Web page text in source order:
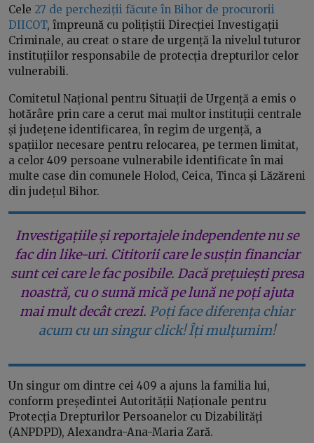
Cele 27 de percheziții făcute în Bihor de procurorii
DIICOT, împreună cu polițiștii Direcției Investigații
Criminale, au creat o stare de urgență la nivelul tuturor
instituțiilor responsabile de protecția drepturilor celor
vulnerabili.
Comitetul Național pentru Situații de Urgență a emis o
hotărâre prin care a cerut mai multor instituții centrale
și județene identificarea, în regim de urgență, a
spațiilor necesare pentru relocarea, pe termen limitat,
a celor 409 persoane vulnerabile identificate în mai
multe case din comunele Holod, Ceica, Tinca și Lăzăreni
din județul Bihor.
Investigațiile și reportajele independente nu se
fac din like-uri. Cititorii care le susțin financiar
sunt cei care le fac posibile. Dacă prețuiești presa
noastră, cu o sumă mică pe lună ne poți ajuta
mai mult decât crezi. Poți face diferența chiar
acum cu un singur click! Îți mulțumim!
Un singur om dintre cei 409 a ajuns la familia lui,
conform președintei Autorității Naționale pentru
Protecția Drepturilor Persoanelor cu Dizabilități
(ANPDPD), Alexandra-Ana-Maria Zară.